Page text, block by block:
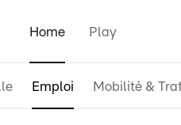
Home Play
Emploi Mobilité &